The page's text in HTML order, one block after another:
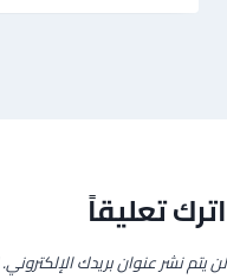
اترك تعليقاً
لن يتم نشر عنوان بريدك الإلكتروني.